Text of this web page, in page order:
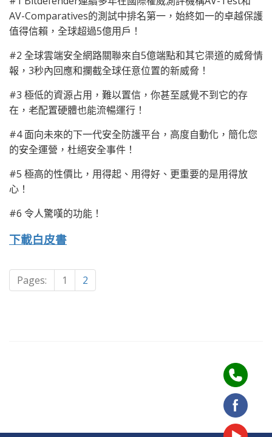
AV-Comparatives的測試中排名第一，始終如一的卓越保護
值得信賴，全球超過5億用戶！
#2 全球雲端安全網路關聯來自5億端點和其它渠道的威脅情
報，3秒內回應和攔截全球任意位置的新威脅！
#3 極低的資源占用，難以置信，你甚至感覺不到它的存
在，老配置硬體也能流暢運行！
#4 面向未來的下一代安全防護平台，高度自動化，簡化您
的安全運營，杜絕安全事件！
#5 極高的性價比，用得起、用得好、更重要的是用得放
心！
#6 令人驚嘆的功能！
下載白皮書
Pages: 1 2